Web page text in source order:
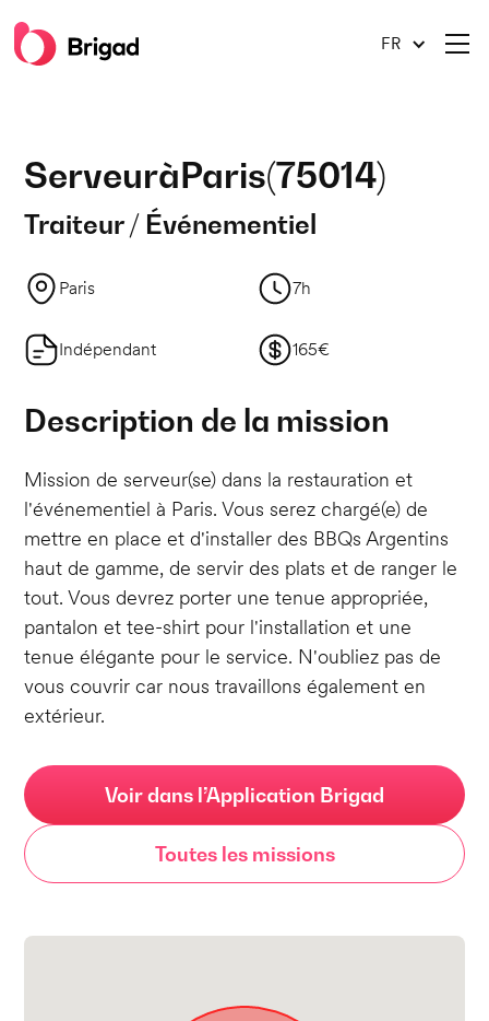
FR
ServeuràParis(75014)
Traiteur / Événementiel
Paris 7h
Indépendant 165€
Description de la mission
Mission de serveur(se) dans la restauration et
l'événementiel à Paris. Vous serez chargé(e) de
mettre en place et d'installer des BBQs Argentins
haut de gamme, de servir des plats et de ranger le
tout. Vous devrez porter une tenue appropriée,
pantalon et tee-shirt pour l'installation et une
tenue élégante pour le service. N'oubliez pas de
vous couvrir car nous travaillons également en
extérieur.
Voir dans l’Application Brigad
Toutes les missions